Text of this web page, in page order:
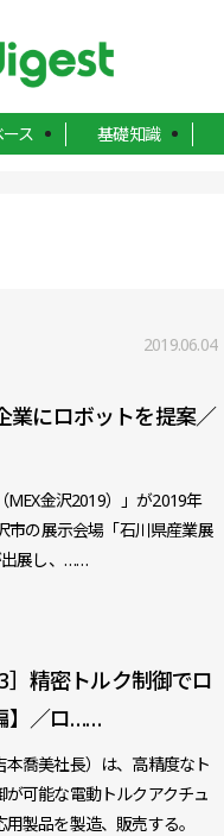
ス 基礎知識
2019.06.04
業にロボットを提案／
MEX金沢2019）」が2019年
市の展示会場「石川県産業展
出展し、……
］精密トルク制御でロ
】／ロ……
喬美社長）は、高精度なト
可能な電動トルクアクチュ
製品を製造、販売する。